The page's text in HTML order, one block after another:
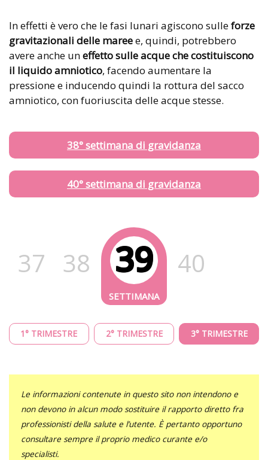
In effetti è vero che le fasi lunari agiscono sulleforze
gravitazionali delle mareee, quindi, potrebbero
avere anche uneffetto sulle acque che costituiscono
il liquido amniotico, facendo aumentare la
pressione e inducendo quindi la rottura del sacco
amniotico, con fuoriuscita delle acque stesse.
38° settimana di gravidanza
40° settimana di gravidanza
37 38 39 40
1° TRIMESTRE 2° TRIMESTRE 3° TRIMESTRE
Le informazioni contenute in questo sito non intendono e
non devono in alcun modo sostituire il rapporto diretto fra
professionisti della salute e l’utente. È pertanto opportuno
consultare sempre il proprio medico curante e/o
specialisti.